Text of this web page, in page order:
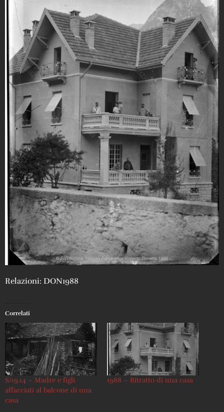
Relazioni: DON1988
Correlati
S/19.14 – Madre e figli
affacciati al balcone di una
casa
1988 – Ritratto di una casa